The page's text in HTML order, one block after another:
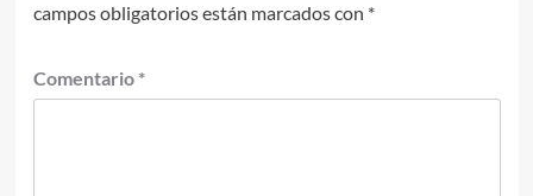
campos obligatorios están marcados con *
Comentario *